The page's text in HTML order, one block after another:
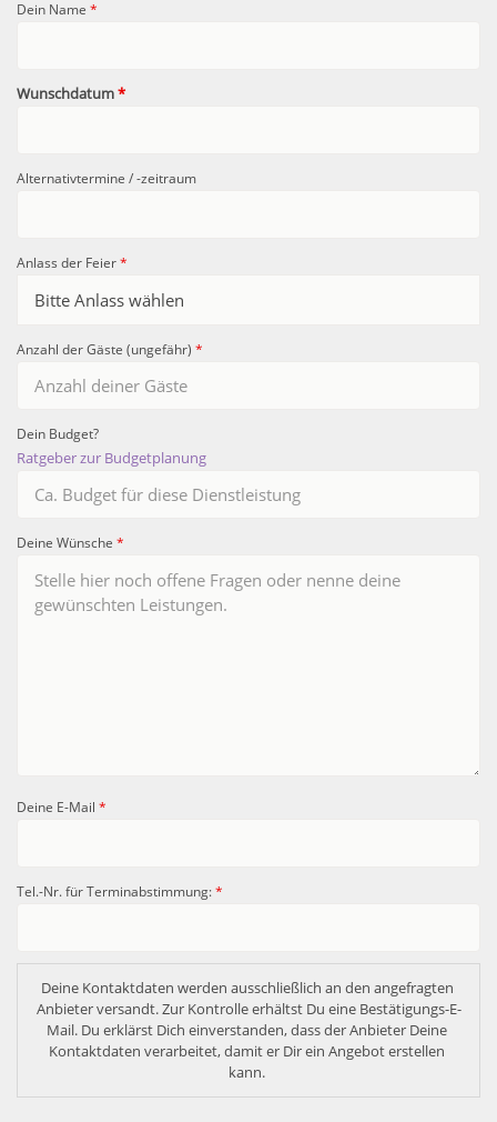
Dein Name *
Wunschdatum*
Alternativtermine / -zeitraum
Anlass der Feier*
Anzahl der Gäste (ungefähr) *
Dein Budget?
Ratgeber zur Budgetplanung
Deine Wünsche *
Deine E-Mail *
Tel.-Nr. für Terminabstimmung:*
Deine Kontaktdaten werden ausschließlich an den angefragten
Anbieter versandt. Zur Kontrolle erhältst Du eine Bestätigungs-E-
Mail. Du erklärst Dich einverstanden, dass der Anbieter Deine
Kontaktdaten verarbeitet, damit er Dir ein Angebot erstellen
kann.